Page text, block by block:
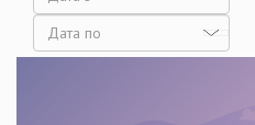
Дата
Дата